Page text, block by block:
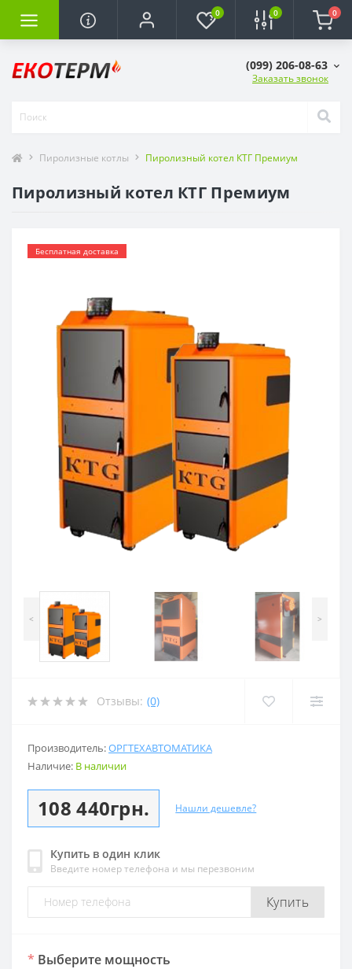
0 0 0
(099) 206-08-63
Заказать звонок
Пиролизные котлы Пиролизный котел КТГ Премиум
Пиролизный котел КТГ Премиум
Бесплатная доставка
< >
Отзывы: (0)
Производитель:ОРГТЕХАВТОМАТИКА
Наличие: В наличии
108 440грн. Нашли дешевле?
Купить в один клик
Введите номер телефона и мы перезвоним
Купить
* Выберите мощность